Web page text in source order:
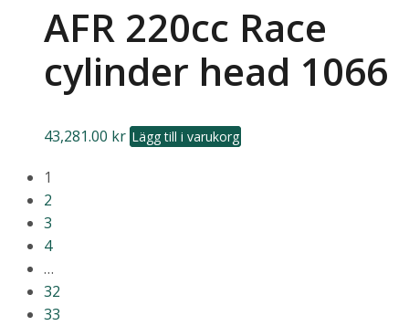
AFR 220cc Race
cylinder head 1066
43,281.00 kr Lägg till i varukorg
1
2
3
4
…
32
33